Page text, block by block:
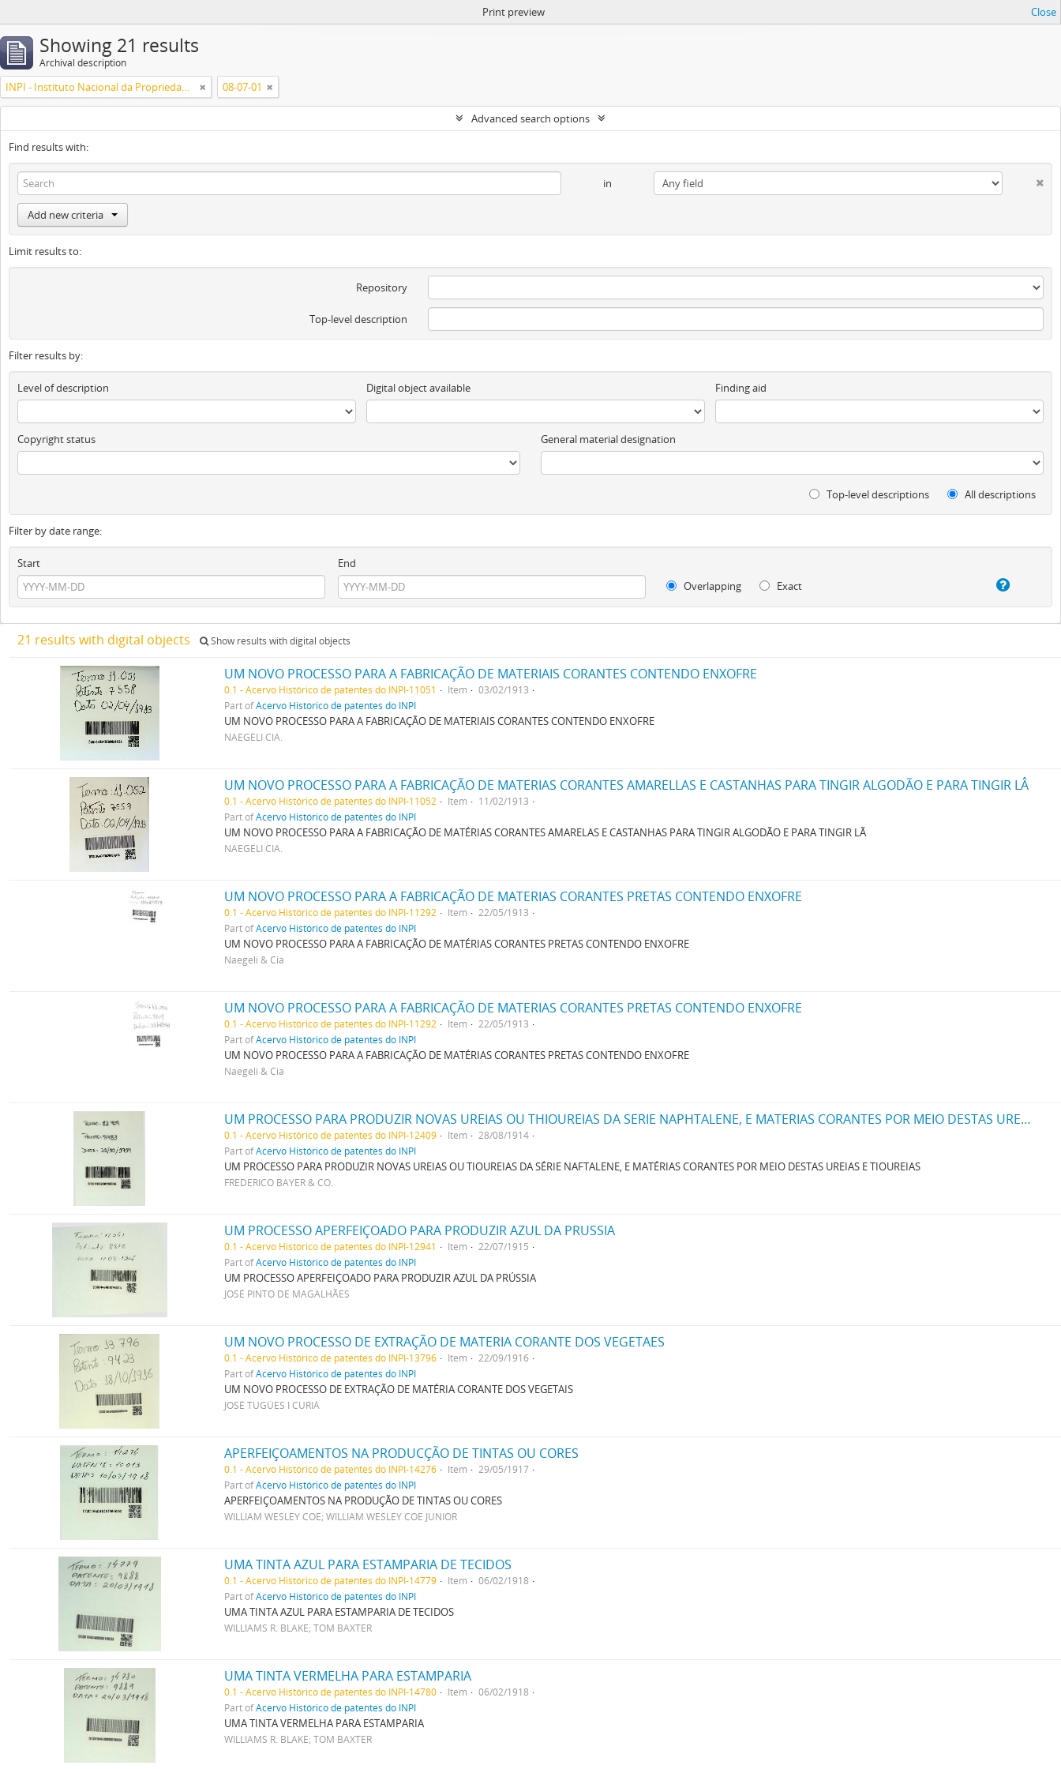
Print preview Close
Showing 21 results
Archival description
INPI - Instituto Nacional da Propriedade Industrial 08-07-01
Advanced search options
Find results with:
in
Add new criteria
Limit results to:
Repository
Top-level description
Filter results by:
Level of description Digital object available Finding aid
Copyright status General material designation
Top-level descriptions All descriptions
Filter by date range:
Start
End
Overlapping
Exact
21 results with digital objects Show results with digital objects
UM NOVO PROCESSO PARA A FABRICAÇÃO DE MATERIAIS CORANTES CONTENDO ENXOFRE
0.1 - Acervo Histórico de patentes do INPI-11051 Item
03/02/1913
Part ofAcervo Histórico de patentes do INPI
UM NOVO PROCESSO PARA A FABRICAÇÃO DE MATERIAIS CORANTES CONTENDO ENXOFRE
NAEGELI CIA.
UM NOVO PROCESSO PARA A FABRICAÇÃO DE MATERIAS CORANTES AMARELLAS E CASTANHAS PARA TINGIR ALGODÃO E PARA TINGIR LÂ
0.1 - Acervo Histórico de patentes do INPI-11052 Item
11/02/1913
Part ofAcervo Histórico de patentes do INPI
UM NOVO PROCESSO PARA A FABRICAÇÃO DE MATÉRIAS CORANTES AMARELAS E CASTANHAS PARA TINGIR ALGODÃO E PARA TINGIR LÃ
NAEGELI CIA.
UM NOVO PROCESSO PARA A FABRICAÇÃO DE MATERIAS CORANTES PRETAS CONTENDO ENXOFRE
0.1 - Acervo Histórico de patentes do INPI-11292 Item
22/05/1913
Part ofAcervo Histórico de patentes do INPI
UM NOVO PROCESSO PARA A FABRICAÇÃO DE MATÉRIAS CORANTES PRETAS CONTENDO ENXOFRE
Naegeli & Cia
UM NOVO PROCESSO PARA A FABRICAÇÃO DE MATERIAS CORANTES PRETAS CONTENDO ENXOFRE
0.1 - Acervo Histórico de patentes do INPI-11292 Item
22/05/1913
Part ofAcervo Histórico de patentes do INPI
UM NOVO PROCESSO PARA A FABRICAÇÃO DE MATÉRIAS CORANTES PRETAS CONTENDO ENXOFRE
Naegeli & Cia
UM PROCESSO PARA PRODUZIR NOVAS UREIAS OU THIOUREIAS DA SERIE NAPHTALENE, E MATERIAS CORANTES POR MEIO DESTAS UREIAS E THIOUREIAS
0.1 - Acervo Histórico de patentes do INPI-12409 Item
28/08/1914
Part ofAcervo Histórico de patentes do INPI
UM PROCESSO PARA PRODUZIR NOVAS UREIAS OU TIOUREIAS DA SÉRIE NAFTALENE, E MATÉRIAS CORANTES POR MEIO DESTAS UREIAS E TIOUREIAS
FREDERICO BAYER & CO.
UM PROCESSO APERFEIÇOADO PARA PRODUZIR AZUL DA PRUSSIA
0.1 - Acervo Histórico de patentes do INPI-12941 Item
22/07/1915
Part ofAcervo Histórico de patentes do INPI
UM PROCESSO APERFEIÇOADO PARA PRODUZIR AZUL DA PRÚSSIA
JOSÉ PINTO DE MAGALHÃES
UM NOVO PROCESSO DE EXTRAÇÃO DE MATERIA CORANTE DOS VEGETAES
0.1 - Acervo Histórico de patentes do INPI-13796 Item
22/09/1916
Part ofAcervo Histórico de patentes do INPI
UM NOVO PROCESSO DE EXTRAÇÃO DE MATÉRIA CORANTE DOS VEGETAIS
JOSÉ TUGÚES I CURIÁ
APERFEIÇOAMENTOS NA PRODUCÇÃO DE TINTAS OU CORES
0.1 - Acervo Histórico de patentes do INPI-14276 Item
29/05/1917
Part ofAcervo Histórico de patentes do INPI
APERFEIÇOAMENTOS NA PRODUÇÃO DE TINTAS OU CORES
WILLIAM WESLEY COE; WILLIAM WESLEY COE JUNIOR
UMA TINTA AZUL PARA ESTAMPARIA DE TECIDOS
0.1 - Acervo Histórico de patentes do INPI-14779 Item
06/02/1918
Part ofAcervo Histórico de patentes do INPI
UMA TINTA AZUL PARA ESTAMPARIA DE TECIDOS
WILLIAMS R. BLAKE; TOM BAXTER
UMA TINTA VERMELHA PARA ESTAMPARIA
0.1 - Acervo Histórico de patentes do INPI-14780 Item
06/02/1918
Part ofAcervo Histórico de patentes do INPI
UMA TINTA VERMELHA PARA ESTAMPARIA
WILLIAMS R. BLAKE; TOM BAXTER